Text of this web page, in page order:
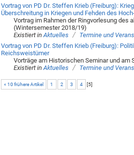
Vortrag von PD Dr. Steffen Krieb (Freiburg):
Überschreitung in Kriegen und Fehden des
Vortrag im Rahmen der Ringvorlesung des
(Wintersemester 2018/19)
Existiert in Aktuelles /
Termine und
Vortrag von PD Dr. Steffen Krieb (Freiburg):
Reichsweistümer
Vorträge am Historischen Seminar und
Existiert in Aktuelles / Termine und
« 10 frühere Artikel 1 2 3 4 [5]